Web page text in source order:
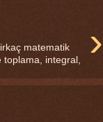
›
matematik
integral,